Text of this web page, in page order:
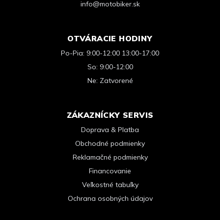
info@motobiker.sk
OTVÁRACIE HODINY
Po-Pia: 9:00-12:00 13:00-17:00
So: 9:00-12:00
Ne: Zatvorené
ZÁKAZNÍCKY SERVIS
Doprava & Platba
Obchodné podmienky
Reklamačné podmienky
Financovanie
Veľkostné tabuľky
Ochrana osobných údajov